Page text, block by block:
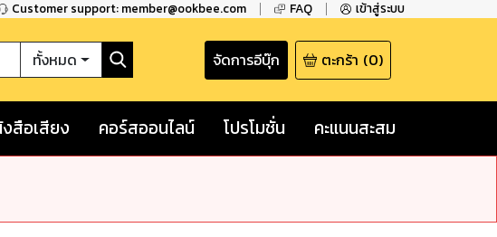
Customer support: member@ookbee.com FAQ เข้าสู่ระบบ
ทั้งหมด จัดการอีบุ๊ก ตะกร้า (0)
สือเสียง คอร์สออนไลน์ โปรโมชั่น คะแนนสะสม